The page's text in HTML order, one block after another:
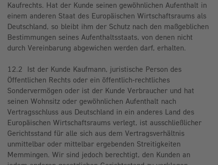
Kaufrechts. Hat der Kunde seinen gewöhnlichen Aufenthalt in
einem anderen Staat des Europäischen Wirtschaftsraums als
Deutschland, so bleibt ihm der Schutz nach den maßgeblichen
Bestimmungen seines Aufenthaltsstaats, von denen nicht
durch Vereinbarung abgewichen werden darf, erhalten.
12.2 Ist der Kunde Kaufmann, juristische Person des
Öffentlichen Rechts oder ein öffentlich-rechtliches
Sondervermögen oder ist der Kunde Verbraucher und hat
seinen Wohnsitz oder gewöhnlichen Aufenthalt nach
Vertragsschluss aus Deutschland in ein anderes Land des
Europäischen Wirtschaftsraums verlegt, ist ausschließlicher
Gerichtsstand für alle sich aus dem Vertragsverhältnis
unmittelbar oder mittelbar ergebenden Streitigkeiten
Memmingen. Wir sind jedoch berechtigt, den Kunden an